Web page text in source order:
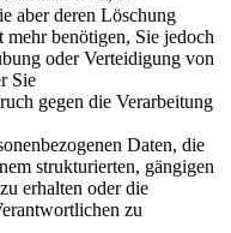
aber deren Löschung
benötigen, Sie jedoch
oder Verteidigung von
Sie
gegen die Verarbeitung
Daten, die
strukturierten, gängigen
erhalten oder die
zu